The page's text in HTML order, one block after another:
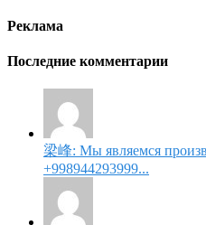
Реклама
Последние комментарии
梁峰: Мы являемся
+998944293999...